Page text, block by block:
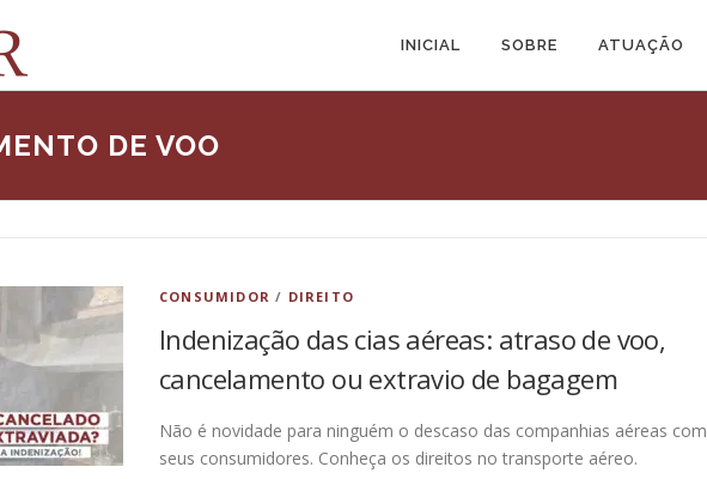
INICIAL SOBRE ATUAÇÃO
DE VOO
CONSUMIDOR / DIREITO
Indenização das cias aéreas: atraso de voo,
cancelamento ou extravio de bagagem
Não é novidade para ninguém o descaso das companhias aéreas com
seus consumidores. Conheça os direitos no transporte aéreo.